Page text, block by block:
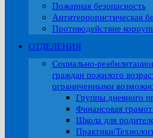
Пожарная безопасность
Антитеррористическая
Противодействие
ОТДЕЛЕНИЯ
Социально-
граждан пожилого
ограниченными
Группы дневного
Финансовая
Школа для
Практики/